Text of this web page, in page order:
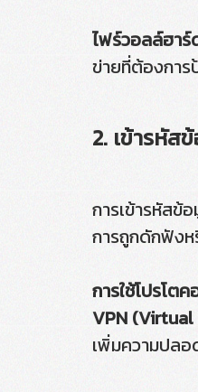
ไฟร์วอลล์ฮาร์
ข่ายที่ต้องกา
2. เข้ารหั
การเข้ารหัสข้
การถูกดักฟัง
การใช้โปรโต
VPN
เพิ่มความปลอ